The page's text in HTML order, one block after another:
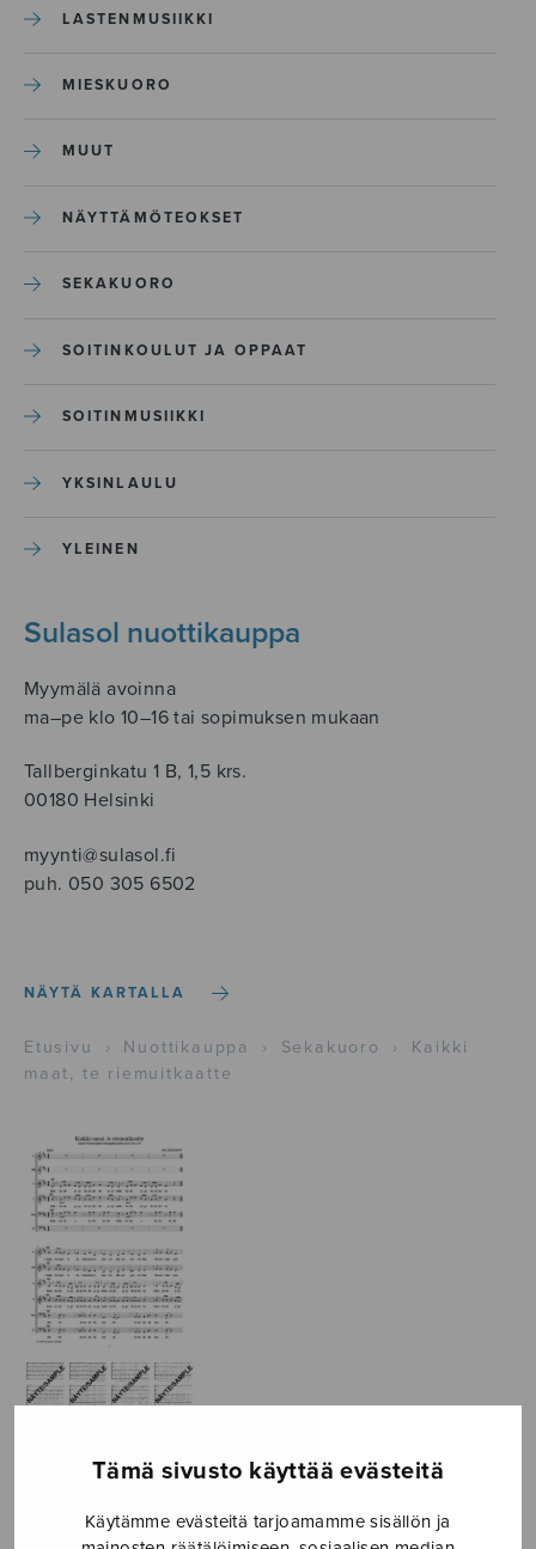
Tämä sivusto käyttää evästeitä
Käytämme evästeitä tarjoamamme sisällön ja
LASTENMUSIIKKI
MIESKUORO
MUUT
NÄYTTÄMÖTEOKSET
SEKAKUORO
SOITINKOULUT JA OPPAAT
SOITINMUSIIKKI
YKSINLAULU
YLEINEN
Sulasol nuottikauppa
Myymälä avoinna
ma–pe klo 10–16 tai sopimuksen mukaan
Tallberginkatu 1 B, 1,5 krs.
00180 Helsinki
myynti@sulasol.fi
puh. 050 305 6502
NÄYTÄ KARTALLA
Etusivu › Nuottikauppa › Sekakuoro ›
Kaikki
maat, te riemuitkaatte
Kaikki maat, te